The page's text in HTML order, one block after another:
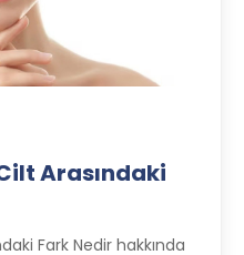
Arasındaki
Fark Nedir hakkında